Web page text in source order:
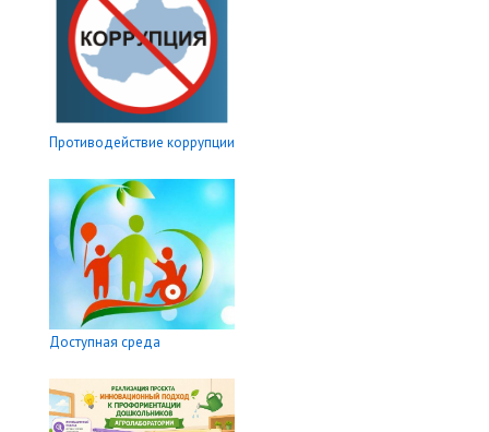
Противодействие коррупции
Доступная среда